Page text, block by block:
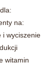
na:
i wyciszenie
witamin